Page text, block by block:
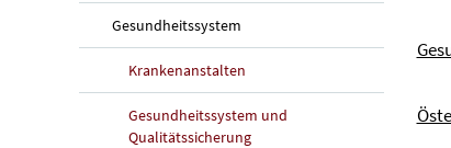
Gesundheitssystem
Krankenanstalten
Gesundheitssystem und
Qualitätssicherung